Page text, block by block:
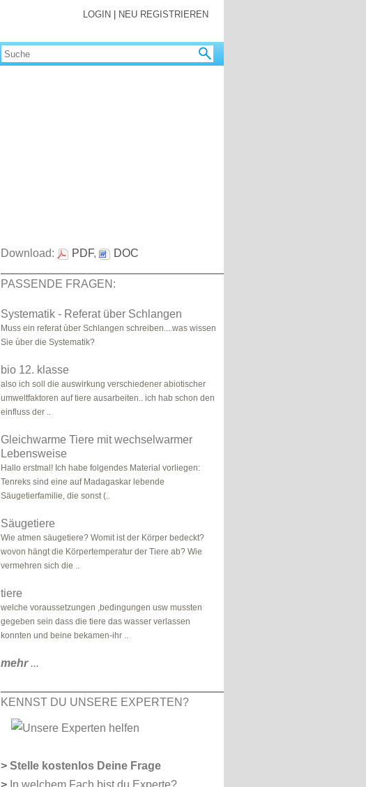
LOGIN NEU REGISTRIEREN
Download: PDF, DOC
PASSENDE FRAGEN:
Systematik - Referat über Schlangen
Muss ein referat ùber Schlangen schreiben....was wissen
Sie ùber die Systematik?
bio 12. klasse
also ich soll die auswirkung verschiedener abiotischer
umweltfaktoren auf tiere ausarbeiten.. ich hab schon den
einfluss der ..
Gleichwarme Tiere mit wechselwarmer
Lebensweise
Hallo erstmal! Ich habe folgendes Material vorliegen:
Tenreks sind eine auf Madagaskar lebende
Säugetierfamilie, die sonst (..
Säugetiere
Wie atmen säugetiere? Womit ist der Körper bedeckt?
wovon hängt die Körpertemperatur der Tiere ab? Wie
vermehren sich die ..
tiere
welche voraussetzungen ,bedingungen usw mussten
gegeben sein dass die tiere das wasser verlassen
konnten und beine bekamen-ihr ..
mehr...
KENNST DU UNSERE EXPERTEN?
> Stelle kostenlos Deine Frage
> In welchem Fach bist du Experte?